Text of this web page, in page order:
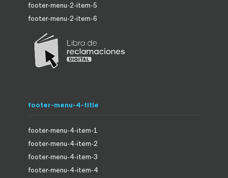
footer-menu-2-item-5
footer-menu-2-item-6
footer-menu-4-title
footer-menu-4-item-1
footer-menu-4-item-2
footer-menu-4-item-3
footer-menu-4-item-4